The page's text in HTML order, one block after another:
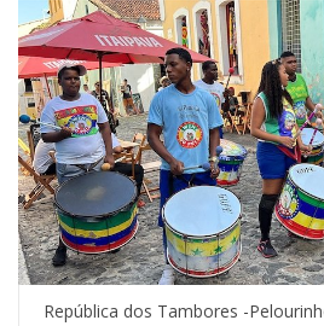
República dos Tambores -